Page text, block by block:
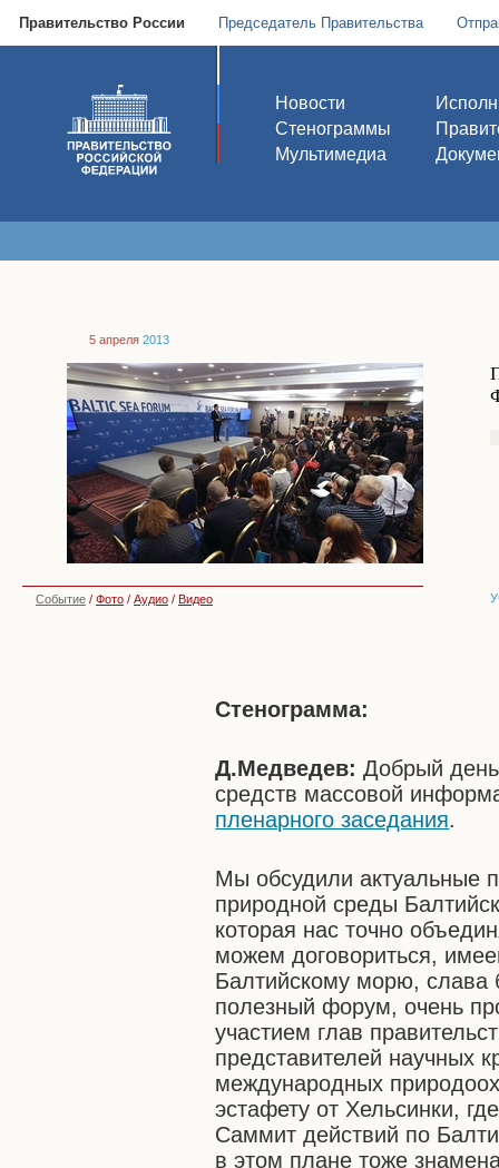
Правительство России Председатель Правительства
Новости
Стенограммы
Мультимедиа
5 апреля 2013
Событие / Фото / Аудио / Видео
Стенограмма:
Д.Медведев: Добрый
средств массовой
пленарного заседания.
Мы обсудили актуальные
природной среды
которая нас точно
можем договориться,
Балтийскому морю, слава
полезный форум, очень
участием глав
представителей научных
международных
эстафету от Хельсинки,
Саммит действий по
в этом плане тоже